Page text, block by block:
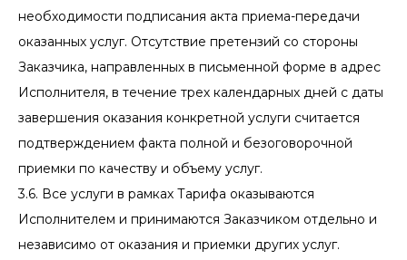
необходимости подписания акта приема-передачи
оказанных услуг. Отсутствие претензий со стороны
Заказчика, направленных в письменной форме в адрес
Исполнителя, в течение трех календарных дней с даты
завершения оказания конкретной услуги считается
подтверждением факта полной и безоговорочной
приемки по качеству и объему услуг.
3.6. Все услуги в рамках Тарифа оказываются
Исполнителем и принимаются Заказчиком отдельно и
независимо от оказания и приемки других услуг.